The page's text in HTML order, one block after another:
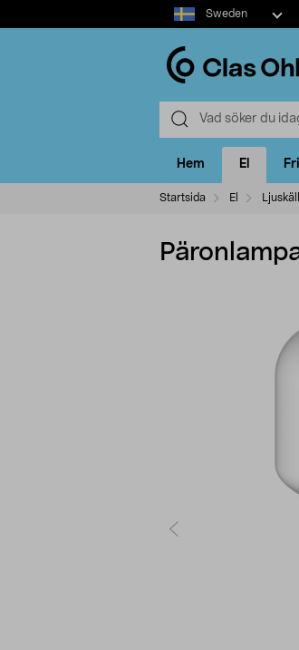
Select
market
Sweden
Hem El
Startsida El